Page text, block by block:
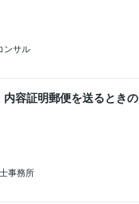
ンサル
内容証明郵便を送るときの
事務所